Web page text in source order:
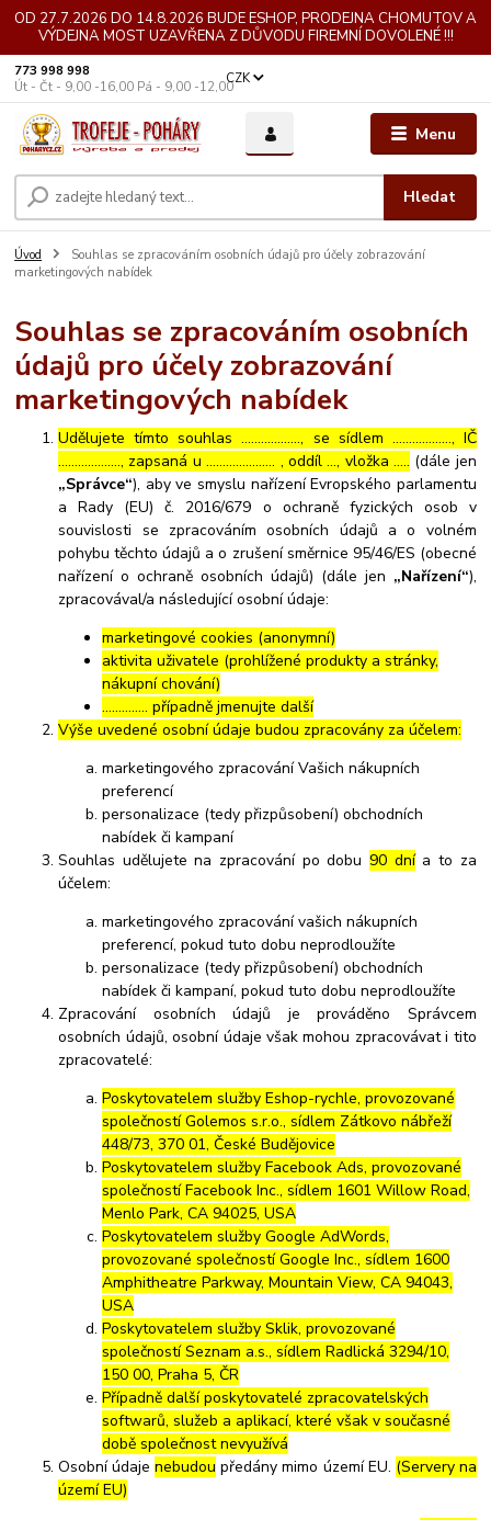
OD 27.7.2026 DO 14.8.2026 BUDE ESHOP, PRODEJNA CHOMUTOV A
VÝDEJNA MOST UZAVŘENA Z DŮVODU FIREMNÍ DOVOLENÉ !!!
Menu
CZK
Hledat
773 998 998
Út - Čt - 9,00 -16,00 Pá - 9,00 -12,00
Úvod
Souhlas se zpracováním osobních údajů pro účely zobrazování
marketingových nabídek
Souhlas se zpracováním osobních
údajů pro účely zobrazování
marketingových nabídek
Udělujete tímto souhlas ……………..., se sídlem ………………, IČ
………………., zapsaná u ………………… , oddíl …, vložka ….. (dále jen
„Správce“), aby ve smyslu nařízení Evropského parlamentu
a Rady (EU) č. 2016/679 o ochraně fyzických osob v
souvislosti se zpracováním osobních údajů a o volném
pohybu těchto údajů a o zrušení směrnice 95/46/ES (obecné
nařízení o ochraně osobních údajů) (dále jen „Nařízení“),
zpracovával/a následující osobní údaje:
marketingové cookies (anonymní)
aktivita uživatele (prohlížené produkty a stránky,
nákupní chování)
………….. případně jmenujte další
Výše uvedené osobní údaje budou zpracovány za účelem:
marketingového zpracování Vašich nákupních
preferencí
personalizace (tedy přizpůsobení) obchodních
nabídek či kampaní
Souhlas udělujete na zpracování po dobu 90 dnía to za
účelem:
marketingového zpracování vašich nákupních
preferencí, pokud tuto dobu neprodloužíte
personalizace (tedy přizpůsobení) obchodních
nabídek či kampaní, pokud tuto dobu neprodloužíte
Zpracování osobních údajů je prováděno Správcem
osobních údajů, osobní údaje však mohou zpracovávat i tito
zpracovatelé:
Poskytovatelem služby Eshop-rychle, provozované
společností Golemos s.r.o., sídlem Zátkovo nábřeží
448/73, 370 01, České Budějovice
Poskytovatelem služby Facebook Ads, provozované
společností Facebook Inc., sídlem 1601 Willow Road,
Menlo Park, CA 94025, USA
Poskytovatelem služby Google AdWords,
provozované společností Google Inc., sídlem 1600
Amphitheatre Parkway, Mountain View, CA 94043,
USA
Poskytovatelem služby Sklik, provozované
společností Seznam a.s., sídlem Radlická 3294/10,
150 00, Praha 5, ČR
Případně další poskytovatelé zpracovatelských
softwarů, služeb a aplikací, které však v současné
době společnost nevyužívá
Osobní údajenebudou předány mimo území EU. (Servery na
území EU)